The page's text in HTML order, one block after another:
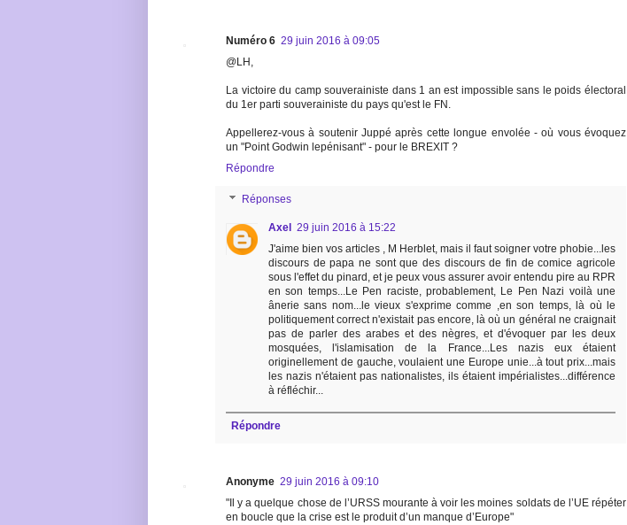
Numéro 6 29 juin 2016 à 09:05
@LH,
La victoire du camp souverainiste dans 1 an est impossible sans le poids électoral
du 1er parti souverainiste du pays qu'est le FN.
Appellerez-vous à soutenir Juppé après cette longue envolée - où vous évoquez
un "Point Godwin lepénisant" - pour le BREXIT ?
Répondre
Réponses
Axel
29 juin 2016 à 15:22
J'aime bien vos articles , M Herblet, mais il faut soigner votre phobie...les
discours de papa ne sont que des discours de fin de comice agricole
sous l'effet du pinard, et je peux vous assurer avoir entendu pire au RPR
en son temps...Le Pen raciste, probablement, Le Pen Nazi voilà une
ânerie sans nom...le vieux s'exprime comme ,en son temps, là où le
politiquement correct n'existait pas encore, là où un général ne craignait
pas de parler des arabes et des nègres, et d'évoquer par les deux
mosquées, l'islamisation de la France...Les nazis eux étaient
originellement de gauche, voulaient une Europe unie...à tout prix...mais
les nazis n'étaient pas nationalistes, ils étaient impérialistes...différence
à réfléchir...
Répondre
Anonyme 29 juin 2016 à 09:10
"Il y a quelque chose de l’URSS mourante à voir les moines soldats de l’UE répéter
en boucle que la crise est le produit d’un manque d’Europe"